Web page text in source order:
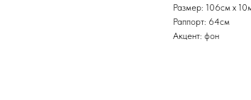
Размер: 106см х
Раппорт: 64см
Акцент: фон